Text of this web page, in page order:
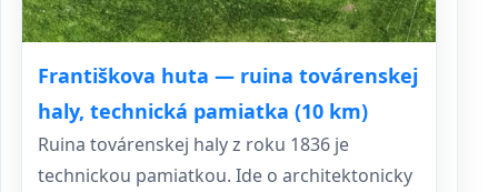
Františkova huta — ruina továrenskej
haly, technická pamiatka (10 km)
Ruina továrenskej haly z roku 1836 je
technickou pamiatkou. Ide o architektonicky